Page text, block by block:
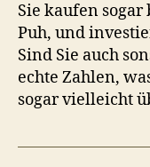
Sie kaufen sogar
Puh, und
Sind Sie auch
echte Zahlen,
sogar vielleicht